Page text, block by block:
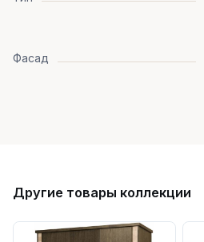
Фасад
Другие товары коллекции